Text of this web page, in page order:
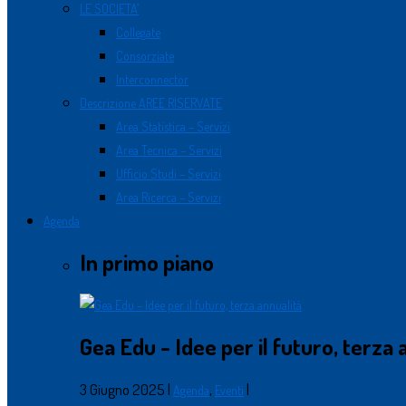
LE SOCIETA’
Collegate
Consorziate
Interconnector
Descrizione AREE RISERVATE
Area Statistica – Servizi
Area Tecnica – Servizi
Ufficio Studi – Servizi
Area Ricerca – Servizi
Agenda
In primo piano
Gea Edu - Idee per il futuro, terza
3 Giugno 2025 | Agenda, Eventi |